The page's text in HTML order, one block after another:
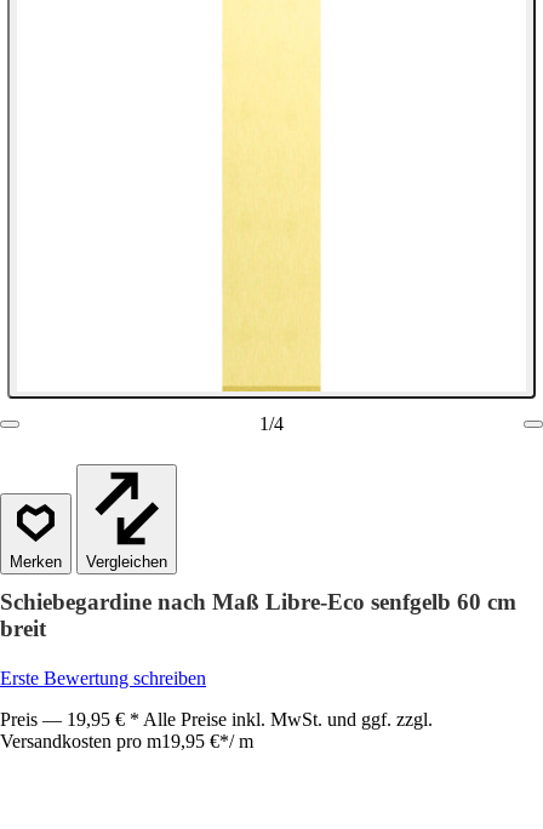
1/4
Vergleichen
Schiebegardine nach Maß Libre-Eco senfgelb 60 cm
breit
Erste Bewertung schreiben
Preis — 19,95 € * Alle Preise inkl. MwSt. und ggf. zzgl.
Versandkosten pro m19,95 €*/ m